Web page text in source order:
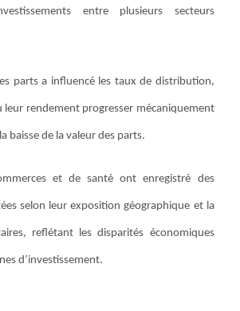
entre plusieurs secteurs
parts a influencé les taux de distribution,
leur rendement progresser mécaniquement
baisse de la valeur des parts.
et de santé ont enregistré des
selon leur exposition géographique et la
reflétant les disparités économiques
d’investissement.